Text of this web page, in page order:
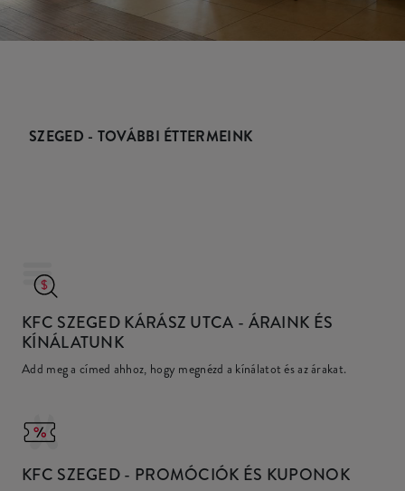
SZEGED - TOVÁBBI ÉTTERMEINK
KFC SZEGED KÁRÁSZ UTCA - ÁRAINK ÉS
KÍNÁLATUNK
Add meg a címed ahhoz, hogy megnézd a kínálatot és az árakat.
KFC SZEGED - PROMÓCIÓK ÉS KUPONOK